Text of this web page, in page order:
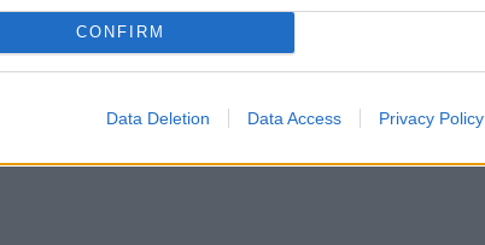
CONFIRM
Data Deletion Data Access Privacy Policy